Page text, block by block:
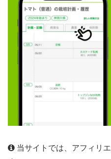
当サイトでは、アフィリ